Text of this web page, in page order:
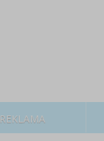
REKLAMA